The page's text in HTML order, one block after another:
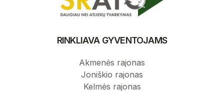
RINKLIAVA GYVENTOJAMS
Akmenės rajonas
Joniškio rajonas
Kelmės rajonas